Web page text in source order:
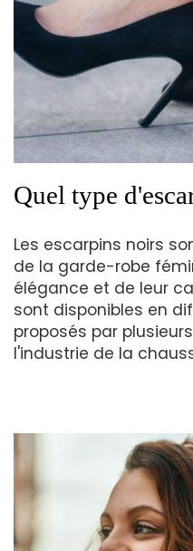
Quel type
Les escarpins noirs
de la garde-robe
élégance et de leur
sont disponibles en
proposés par
l'industrie de la